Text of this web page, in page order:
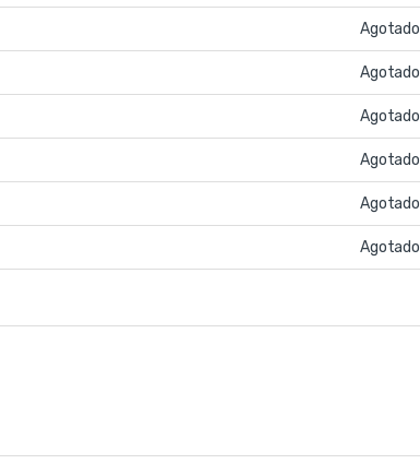
Agotado
Agotado
Agotado
Agotado
Agotado
Agotado